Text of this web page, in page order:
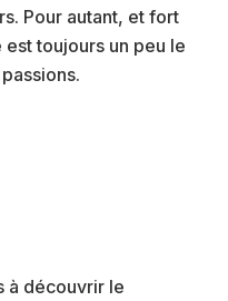
Pour autant, et fort
toujours un peu le
à découvrir le